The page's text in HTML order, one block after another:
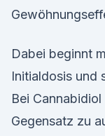
Dabei beginnt
Initialdosis und
Bei
Gegensatz zu